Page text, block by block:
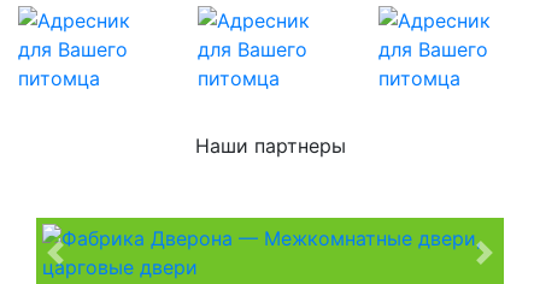
Наши партнеры
Previous Next